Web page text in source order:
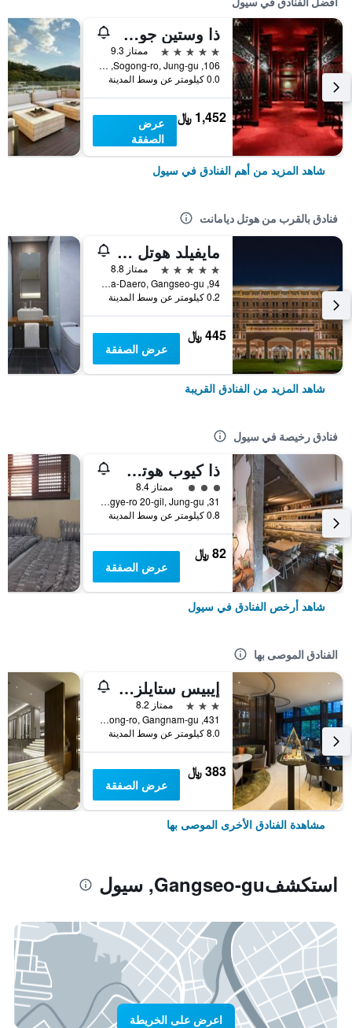
ذا وستين جوسون سول
5 نجوم
ممتاز 9.3
106, Sogong-ro, Jung-gu, سيول, كوريا الجنوبية
0.0 كيلومتر عن وسط المدينة
1,452 ﷼
عرض
الصفقة
شاهد المزيد من أهم الفنادق في سيول
فنادق بالقرب من هوتل ديامانت
مايفيلد هوتل سول
5 نجوم
ممتاز 8.8
94, Banghwa-Daero, Gangseo-gu, سيول, كوريا الجنوبية
0.2 كيلومتر عن وسط المدينة
445 ﷼
عرض الصفقة
شاهد المزيد من الفنادق القريبة
فنادق رخيصة في سيول
ذا كيوب هوتل - دار ضيافة
تقييم فئة 3ممتاز 8.4
31, Toegye-ro 20-gil, Jung-gu, سيول, كوريا الجنوبية
0.8 كيلومتر عن وسط المدينة
82 ﷼
عرض الصفقة
شاهد أرخص الفنادق في سيول
الفنادق الموصى بها
إيبيس ستايلز أمباسادور سيول غانغنام
3 نجوم
ممتاز 8.2
431, Samseong-ro, Gangnam-gu, سيول, كوريا الجنوبية
8.0 كيلومتر عن وسط المدينة
383 ﷼
عرض الصفقة
مشاهدة الفنادق الأخرى الموصى بها
استكشفGangseo-gu, سيول
اعرض على الخريطة